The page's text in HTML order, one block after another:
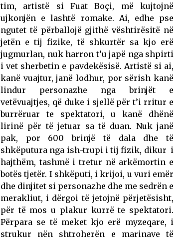
tim, artistë si Fuat Boçi, më kujtojnë
ujkonjën e lashtë romake. Ai, edhe pse
ngutet të përballojë gjithë vështirësitë në
jetën e tij fizike, të shkurtër sa kjo erë
jugmurlan, nuk harron t’u japë nga shpirti
i vet sherbetin e pavdekësisë. Artistë si ai,
kanë vuajtur, janë lodhur, por sërish kanë
lindur personazhe nga brinjët e
vetëvuajtjes, që duke i sjellë për t’i rritur e
burrëruar te spektatori, u kanë dhënë
lirinë për të jetuar sa të duan. Nuk janë
pak, por 600 brinjë të dala dhe të
shkëputura nga ish-trupi i tij fizik, dikur i
hajthëm, tashmë i tretur në arkëmortin e
botës tjetër. I shkëputi, i krijoi, u vuri emër
dhe dinjitet si personazhe dhe me sedrën e
merakliut, i dërgoi të jetojnë përjetësisht,
për të mos u plakur kurrë te spektatori.
Përpara se të meket kjo erë myzeqare, i
strukur nën shtroherën e marinave të